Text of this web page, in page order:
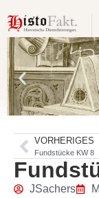
VORHERIGES
Fundstücke KW 8
JSachers